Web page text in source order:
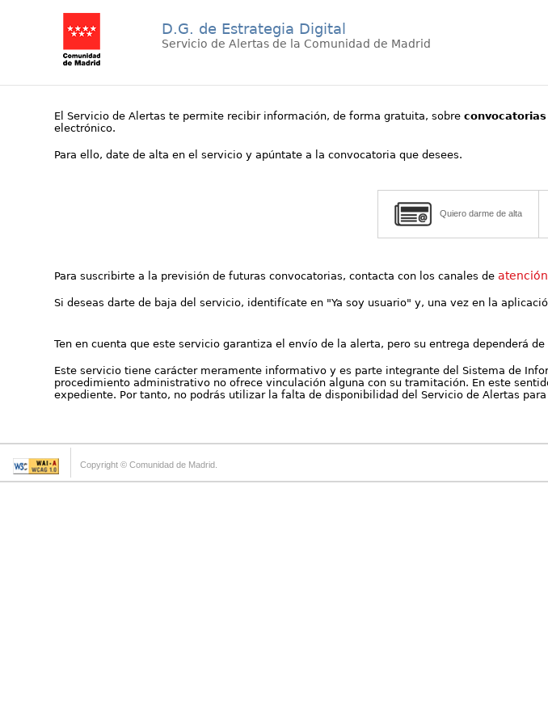
D.G. de Estrategia Digital
Servicio de Alertas de la Comunidad de Madrid
El Servicio de Alertas te permite recibir información, de forma gratuita, sobre
electrónico.
Para ello, date de alta en el servicio y apúntate a la convocatoria que desees.
Quiero darme de alta
Para suscribirte a la previsión de futuras convocatorias, contacta con los canales de
Si deseas darte de baja del servicio, identifícate en "Ya soy usuario" y, una vez en la
Ten en cuenta que este servicio garantiza el envío de la alerta, pero su entrega dependerá
Este servicio tiene carácter meramente informativo y es parte integrante del Sistema de
procedimiento administrativo no ofrece vinculación alguna con su tramitación. En este
expediente. Por tanto, no podrás utilizar la falta de disponibilidad del Servicio de Alertas
Copyright © Comunidad de Madrid.